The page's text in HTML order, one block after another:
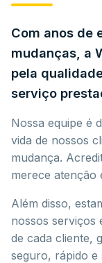
Com anos de
mudanças, a
pela
serviço
Nossa equipe é
vida de nossos
mudança.
merece atenção
Além disso,
nossos serviços
de cada cliente,
seguro, rápido e